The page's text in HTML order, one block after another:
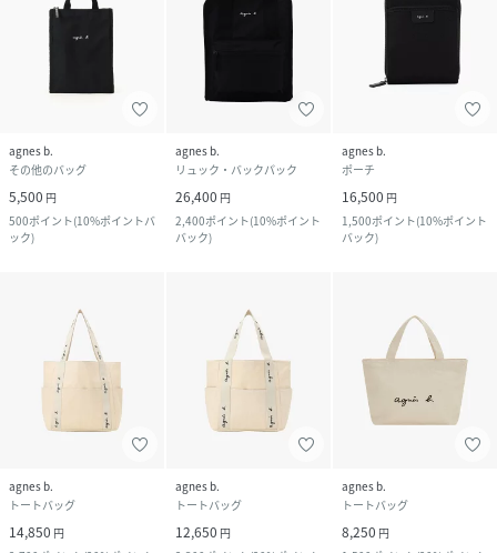
agnes b.
その他のバッグ
5,500 円
500ポイント(10%ポイントバ
ック)
agnes b.
リュック・バックパック
26,400 円
2,400ポイント(10%ポイント
バック)
agnes b.
ポーチ
16,500 円
1,500ポイント(10%ポイント
バック)
agnes b.
トートバッグ
14,850 円
agnes b.
トートバッグ
12,650 円
agnes b.
トートバッグ
8,250 円